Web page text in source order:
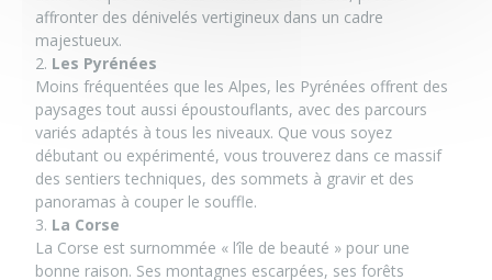
affronter des dénivelés vertigineux dans un cadre
majestueux.
2. Les Pyrénées
Moins fréquentées que les Alpes, les Pyrénées offrent des
paysages tout aussi époustouflants, avec des parcours
variés adaptés à tous les niveaux. Que vous soyez
débutant ou expérimenté, vous trouverez dans ce massif
des sentiers techniques, des sommets à gravir et des
panoramas à couper le souffle.
3. La Corse
La Corse est surnommée « l’île de beauté » pour une
bonne raison. Ses montagnes escarpées, ses forêts